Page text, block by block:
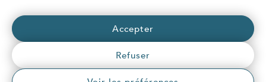
Accepter
Refuser
fibre syanchaleur.fr
/
eborn.fr
© 2026 Syane